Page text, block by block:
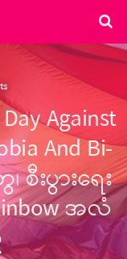
Against
And Bi-
စီးပွားရေး
အလံ